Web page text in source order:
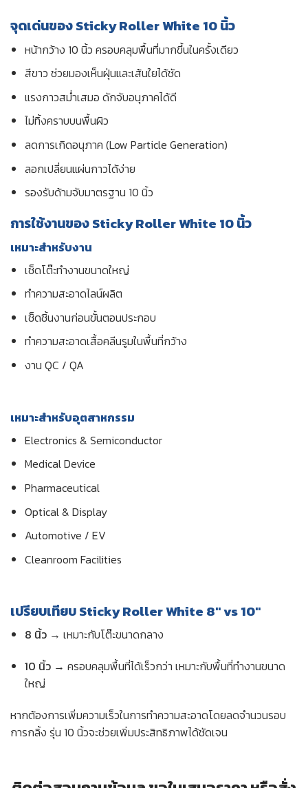
จุดเด่นของ Sticky Roller White 10 นิ้ว
หน้ากว้าง 10 นิ้ว ครอบคลุมพื้นที่มากขึ้นในครั้งเดียว
สีขาว ช่วยมองเห็นฝุ่นและเส้นใยได้ชัด
แรงกาวสม่ำเสมอ ดักจับอนุภาคได้ดี
ไม่ทิ้งคราบบนพื้นผิว
ลดการเกิดอนุภาค (Low Particle Generation)
ลอกเปลี่ยนแผ่นกาวได้ง่าย
รองรับด้ามจับมาตรฐาน 10 นิ้ว
การใช้งานของ Sticky Roller White 10 นิ้ว
เหมาะสำหรับงาน
เช็ดโต๊ะทำงานขนาดใหญ่
ทำความสะอาดไลน์ผลิต
เช็ดชิ้นงานก่อนขั้นตอนประกอบ
ทำความสะอาดเสื้อคลีนรูมในพื้นที่กว้าง
งาน QC / QA
เหมาะสำหรับอุตสาหกรรม
Electronics & Semiconductor
Medical Device
Pharmaceutical
Optical & Display
Automotive / EV
Cleanroom Facilities
เปรียบเทียบ Sticky Roller White 8″ vs 10″
8 นิ้ว→ เหมาะกับโต๊ะขนาดกลาง
10 นิ้ว→ ครอบคลุมพื้นที่ได้เร็วกว่า เหมาะกับพื้นที่ทำงานขนาด
ใหญ่
หากต้องการเพิ่มความเร็วในการทำความสะอาดโดยลดจำนวนรอบ
การกลิ้ง รุ่น 10 นิ้วจะช่วยเพิ่มประสิทธิภาพได้ชัดเจน